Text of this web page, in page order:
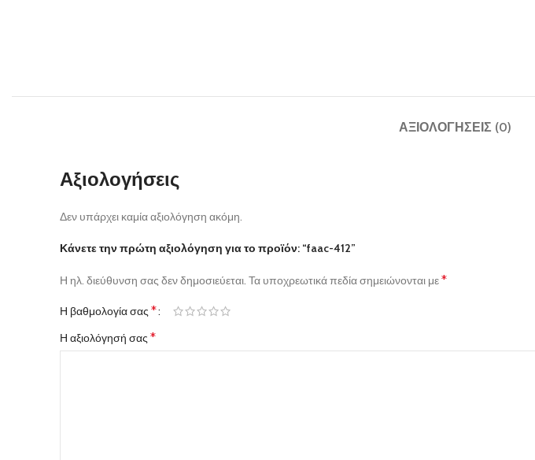
ΑΞΙΟΛΟΓΉΣΕΙΣ (0)
Αξιολογήσεις
Δεν υπάρχει καμία αξιολόγηση ακόμη.
Κάνετε την πρώτη αξιολόγηση για το προϊόν: “faac-412”
Η ηλ. διεύθυνση σας δεν δημοσιεύεται. Τα υποχρεωτικά πεδία σημειώνονται με*
Η βαθμολογία σας *
Η αξιολόγησή σας *